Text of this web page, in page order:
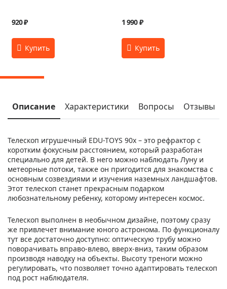
920 ₽ 1 990 ₽
Описание Характеристики Вопросы Отзывы
Телескоп игрушечный EDU-TOYS 90x – это рефрактор с
коротким фокусным расстоянием, который разработан
специально для детей. В него можно наблюдать Луну и
метеорные потоки, также он пригодится для знакомства с
основным созвездиями и изучения наземных ландшафтов.
Этот телескоп станет прекрасным подарком
любознательному ребенку, которому интересен космос.
Телескоп выполнен в необычном дизайне, поэтому сразу
же привлечет внимание юного астронома. По функционалу
тут все достаточно доступно: оптическую трубу можно
поворачивать вправо-влево, вверх-вниз, таким образом
производя наводку на объекты. Высоту треноги можно
регулировать, что позволяет точно адаптировать телескоп
под рост наблюдателя.